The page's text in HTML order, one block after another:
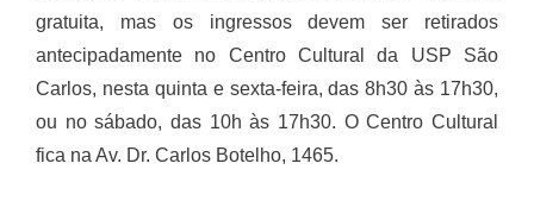
gratuita, mas os ingressos devem ser retirados
antecipadamente no Centro Cultural da USP São
Carlos, nesta quinta e sexta-feira, das 8h30 às 17h30,
ou no sábado, das 10h às 17h30. O Centro Cultural
fica na Av. Dr. Carlos Botelho, 1465.